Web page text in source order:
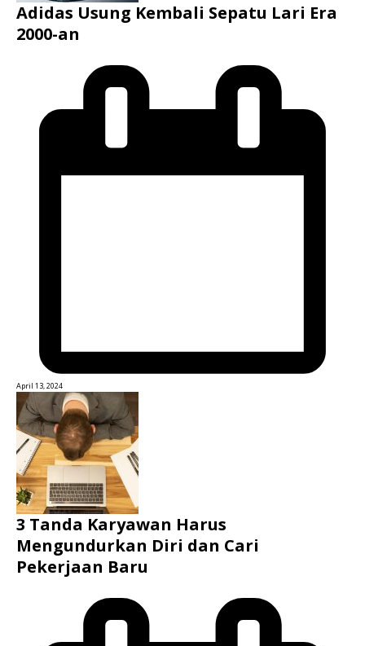
Adidas Usung Kembali Sepatu Lari Era
2000-an
April 13, 2024
3 Tanda Karyawan Harus
Mengundurkan Diri dan Cari
Pekerjaan Baru